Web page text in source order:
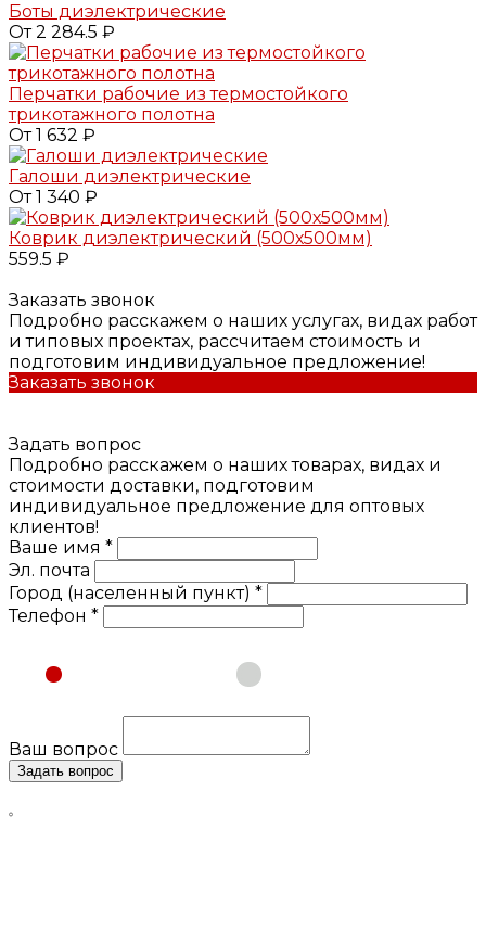
Боты диэлектрические
От 2 284.5 ₽
Перчатки рабочие из термостойкого
трикотажного полотна
От 1 632 ₽
Галоши диэлектрические
От 1 340 ₽
Коврик диэлектрический (500х500мм)
559.5 ₽
Заказать звонок
Подробно расскажем о наших услугах, видах работ
и типовых проектах, рассчитаем стоимость и
подготовим индивидуальное предложение!
Заказать звонок
Задать вопрос
Подробно расскажем о наших товарах, видах и
стоимости доставки, подготовим
индивидуальное предложение для оптовых
клиентов!
Ваше имя *
Эл. почта
Город (населенный пункт) *
Телефон *
Юридическое лицо
Ваш вопрос
Задать вопрос